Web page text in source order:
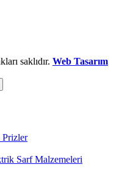
saklıdır. Web Tasarım
Prizler
Sarf Malzemeleri